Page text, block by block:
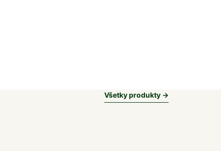
Všetky produkty →